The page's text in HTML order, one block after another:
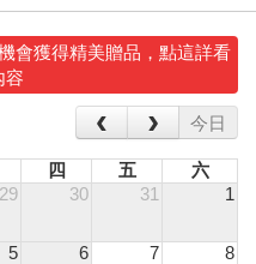
會獲得精美贈品，點這詳看
容
‹ › 今日
四 五
六
29 30 31 1
5 6 7 8